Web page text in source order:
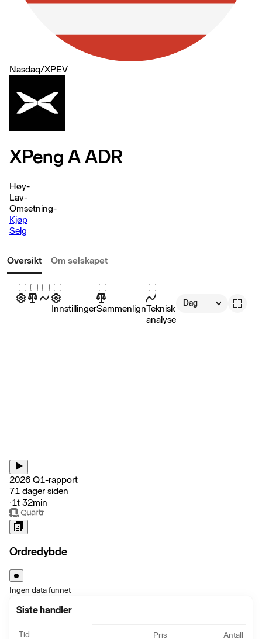
Nasdaq/XPEV
XPeng A ADR
Høy-
Lav-
Omsetning-
Kjøp
Selg
Oversikt Om selskapet
InnstillingerSammenlignTeknisk
analyse
Dag
2026 Q1-rapport
71 dager siden
‧1t 32min
Ordredybde
Ingen data funnet
Siste handler
Tid Pris Antall